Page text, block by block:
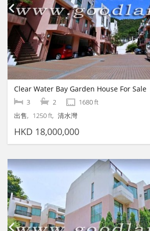
Clear Water Bay Garden House For Sale
3 2
1680 ft
出售
1250 ft 清水灣
HKD 18,000,000